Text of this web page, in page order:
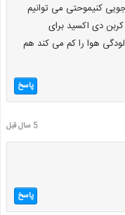
کنیموحتی می توانیم
کربن دی اکسید برای
هوا را کم می کند هم
پاسخ
5 سال قبل
پاسخ